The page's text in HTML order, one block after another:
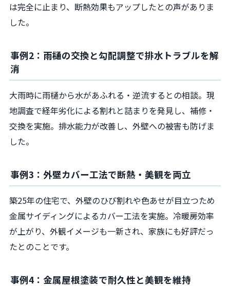
は完全に止まり、断熱効果もアップしたとの声がありま
した。
事例2：雨樋の交換と勾配調整で排水トラブルを解
消
大雨時に雨樋から水があふれる・逆流するとの相談。現
地調査で経年劣化による割れと詰まりを発見し、補修・
交換を実施。排水能力が改善し、外壁への被害も防げま
した。
事例3：外壁カバー工法で断熱・美観を両立
築25年の住宅で、外壁のひび割れや色あせが目立つため
金属サイディングによるカバー工法を実施。冷暖房効率
が上がり、外観イメージも一新され、家族にも好評だっ
たとのことです。
事例4：金属屋根塗装で耐久性と美観を維持